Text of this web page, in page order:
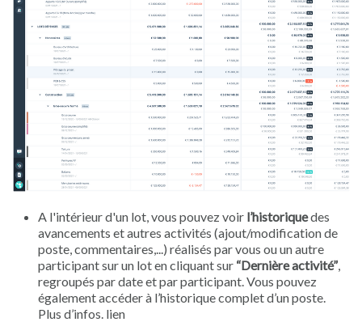
A l'intérieur d'un lot, vous pouvez voir l’historiquedes
avancements et autres activités (ajout/modification de
poste, commentaires,...) réalisés par vous ou un autre
participant sur un lot en cliquant sur “Dernière activité”
regroupés par date et par participant. Vous pouvez
également accéder à l’historique complet d’un poste.
Plus d’infos. lien